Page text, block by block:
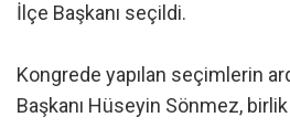
İlçe Başkanı seçildi.
Kongrede yapılan seçimlerin
Başkanı Hüseyin Sönmez,